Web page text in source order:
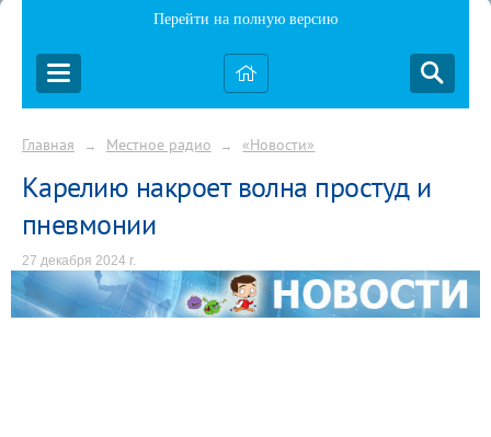
Перейти на полную версию
Главная → Местное радио → «Новости»
Карелию накроет волна простуд и
пневмонии
27 декабря 2024 г.